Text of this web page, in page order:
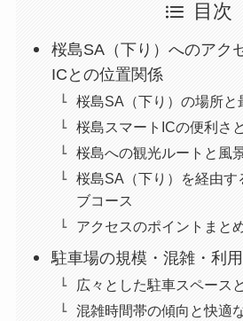
目次
桜島SA（下り）へのアク
ICとの位置関係
桜島SA（下り）の場所と
桜島スマートICの便利さ
桜島への観光ルートと風
桜島SA（下り）を経由す
ブコース
アクセスのポイントまと
駐車場の規模・混雑・利
広々とした駐車スペース
混雑時間帯の傾向と快適